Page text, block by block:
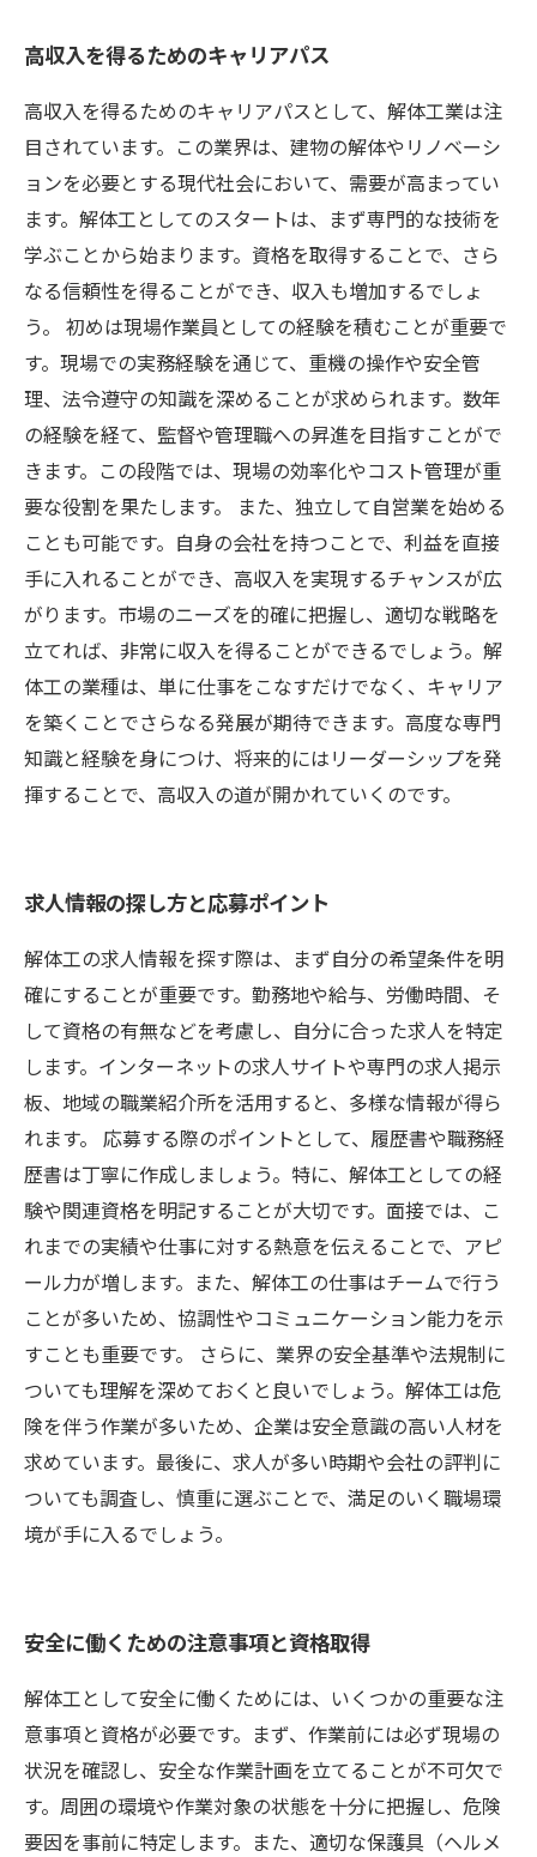
高収入を得るためのキャリアパス
高収入を得るためのキャリアパスとして、解体工業は注
目されています。この業界は、建物の解体やリノベーシ
ョンを必要とする現代社会において、需要が高まってい
ます。解体工としてのスタートは、まず専門的な技術を
学ぶことから始まります。資格を取得することで、さら
なる信頼性を得ることができ、収入も増加するでしょ
う。 初めは現場作業員としての経験を積むことが重要で
す。現場での実務経験を通じて、重機の操作や安全管
理、法令遵守の知識を深めることが求められます。数年
の経験を経て、監督や管理職への昇進を目指すことがで
きます。この段階では、現場の効率化やコスト管理が重
要な役割を果たします。 また、独立して自営業を始める
ことも可能です。自身の会社を持つことで、利益を直接
手に入れることができ、高収入を実現するチャンスが広
がります。市場のニーズを的確に把握し、適切な戦略を
立てれば、非常に収入を得ることができるでしょう。解
体工の業種は、単に仕事をこなすだけでなく、キャリア
を築くことでさらなる発展が期待できます。高度な専門
知識と経験を身につけ、将来的にはリーダーシップを発
揮することで、高収入の道が開かれていくのです。
求人情報の探し方と応募ポイント
解体工の求人情報を探す際は、まず自分の希望条件を明
確にすることが重要です。勤務地や給与、労働時間、そ
して資格の有無などを考慮し、自分に合った求人を特定
します。インターネットの求人サイトや専門の求人掲示
板、地域の職業紹介所を活用すると、多様な情報が得ら
れます。 応募する際のポイントとして、履歴書や職務経
歴書は丁寧に作成しましょう。特に、解体工としての経
験や関連資格を明記することが大切です。面接では、こ
れまでの実績や仕事に対する熱意を伝えることで、アピ
ール力が増します。また、解体工の仕事はチームで行う
ことが多いため、協調性やコミュニケーション能力を示
すことも重要です。 さらに、業界の安全基準や法規制に
ついても理解を深めておくと良いでしょう。解体工は危
険を伴う作業が多いため、企業は安全意識の高い人材を
求めています。最後に、求人が多い時期や会社の評判に
ついても調査し、慎重に選ぶことで、満足のいく職場環
境が手に入るでしょう。
安全に働くための注意事項と資格取得
解体工として安全に働くためには、いくつかの重要な注
意事項と資格が必要です。まず、作業前には必ず現場の
状況を確認し、安全な作業計画を立てることが不可欠で
す。周囲の環境や作業対象の状態を十分に把握し、危険
要因を事前に特定します。また、適切な保護具（ヘルメ